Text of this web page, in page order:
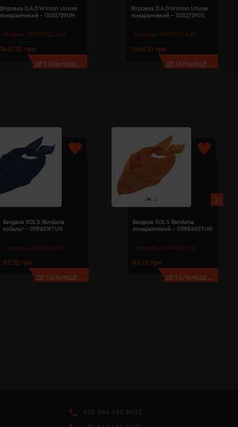
Модель: 131027(D.A.D)
Вітровка D.A.D Winton Unisex
помаранчевий - 131027290M
1469.10 грн
ДЕТАЛЬНІШЕ...
Модель: 131027(D.A.D)
Вітровка D.A.D Winton Unisex
помаранчевий - 131027290S
1469.10 грн
ДЕТАЛЬНІШЕ...
Модель: 01198(SOL’S)
Бандана SOL'S Bandana
кобальт - 01198319TUN
85.12 грн
ДЕТАЛЬНІШЕ...
Модель: 01198(SOL’S)
Бандана SOL'S Bandana
помаранчевий - 01198400TUN
85.12 грн
ДЕТАЛЬНІШЕ...
+38 044 492 8603